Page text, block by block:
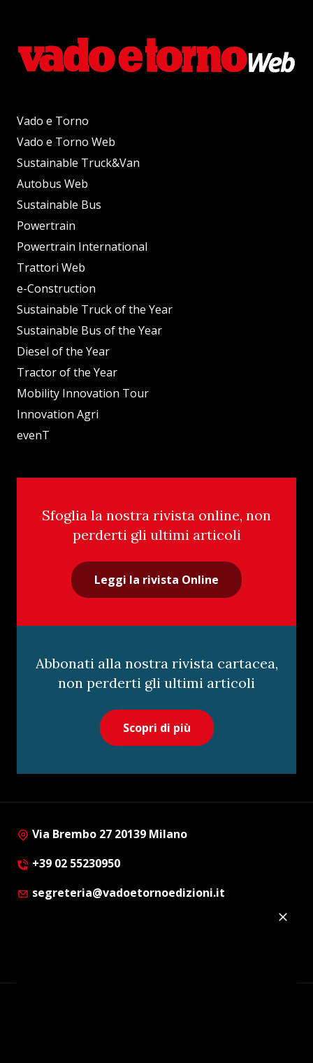
Vado e Torno
Vado e Torno Web
Sustainable Truck&Van
Autobus Web
Sustainable Bus
Powertrain
Powertrain International
Trattori Web
e-Construction
Sustainable Truck of the Year
Sustainable Bus of the Year
Diesel of the Year
Tractor of the Year
Mobility Innovation Tour
Innovation Agri
evenT
Sfoglia la nostra rivista online, non
perderti gli ultimi articoli
Leggi la rivista Online
Abbonati alla nostra rivista cartacea,
non perderti gli ultimi articoli
Scopri di più
Via Brembo 27 20139 Milano
+39 02 55230950
segreteria@vadoetornoedizioni.it